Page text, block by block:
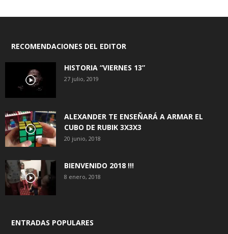
RECOMENDACIONES DEL EDITOR
HISTORIA “VIERNES 13”
27 julio, 2019
ALEXANDER TE ENSEÑARÁ A ARMAR EL
CUBO DE RUBIK 3X3X3
20 junio, 2018
BIENVENIDO 2018 !!!
8 enero, 2018
ENTRADAS POPULARES